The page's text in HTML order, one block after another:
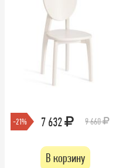
-21% 7 632 9 660
В корзину